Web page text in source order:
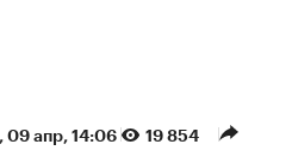
09 апр, 14:06 19 854